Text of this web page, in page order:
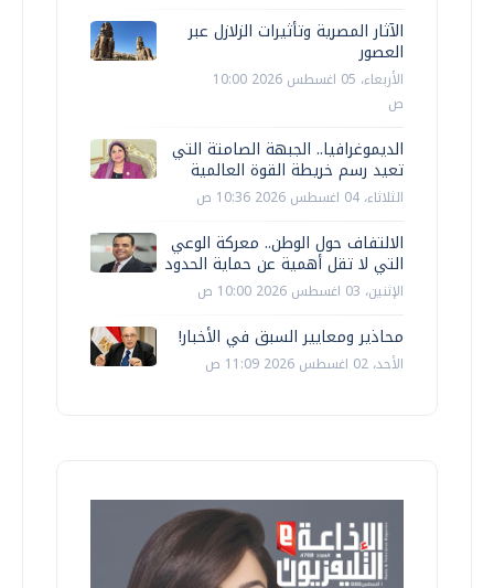
الآثار المصرية وتأثيرات الزلازل عبر
العصور
الأربعاء، 05 اغسطس 2026 10:00
ص
الديموغرافيا.. الجبهة الصامتة التي
تعيد رسم خريطة القوة العالمية
الثلاثاء، 04 اغسطس 2026 10:36 ص
الالتفاف حول الوطن.. معركة الوعي
التي لا تقل أهمية عن حماية الحدود
الإثنين، 03 اغسطس 2026 10:00 ص
محاذير ومعايير السبق في الأخبار!
الأحد، 02 اغسطس 2026 11:09 ص